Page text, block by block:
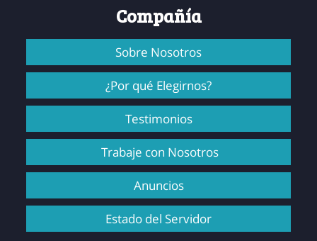
Compañía
Sobre Nosotros
¿Por qué Elegirnos?
Testimonios
Trabaje con Nosotros
Anuncios
Estado del Servidor